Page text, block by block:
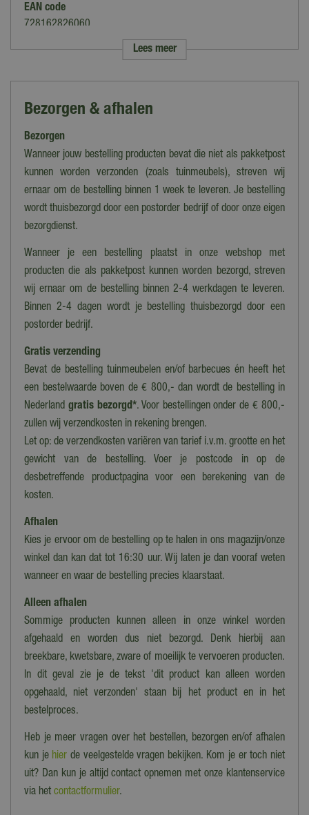
EAN code
728162826060
Merk
Figuren
Thema
Caddington Village
Bewegend
Geluid
Nee
Collectie
Lemax overig
Lees meer
Bezorgen & afhalen
Bezorgen
Wanneer jouw bestelling producten bevat die niet als pakketpost
kunnen worden verzonden (zoals tuinmeubels), streven wij
ernaar om de bestelling binnen 1 week te leveren. Je bestelling
wordt thuisbezorgd door een postorder bedrijf of door onze eigen
bezorgdienst.
Wanneer je een bestelling plaatst in onze webshop met
producten die als pakketpost kunnen worden bezorgd, streven
wij ernaar om de bestelling binnen 2-4 werkdagen te leveren.
Binnen 2-4 dagen wordt je bestelling thuisbezorgd door een
postorder bedrijf.
Gratis verzending
Bevat de bestelling tuinmeubelen en/of barbecues én heeft het
een bestelwaarde boven de € 800,- dan wordt de bestelling in
Nederland gratis bezorgd*. Voor bestellingen onder de € 800,-
zullen wij verzendkosten in rekening brengen.
Let op: de verzendkosten variëren van tarief i.v.m. grootte en het
gewicht van de bestelling. Voer je postcode in op de
desbetreffende productpagina voor een berekening van de
kosten.
Afhalen
Kies je ervoor om de bestelling op te halen in ons magazijn/onze
winkel dan kan dat tot 16:30 uur. Wij laten je dan vooraf weten
wanneer en waar de bestelling precies klaarstaat.
Alleen afhalen
Sommige producten kunnen alleen in onze winkel worden
afgehaald en worden dus niet bezorgd. Denk hierbij aan
breekbare, kwetsbare, zware of moeilijk te vervoeren producten.
In dit geval zie je de tekst 'dit product kan alleen worden
opgehaald, niet verzonden' staan bij het product en in het
bestelproces.
Heb je meer vragen over het bestellen, bezorgen en/of afhalen
kun je hier de veelgestelde vragen bekijken. Kom je er toch niet
uit? Dan kun je altijd contact opnemen met onze klantenservice
via het contactformulier.